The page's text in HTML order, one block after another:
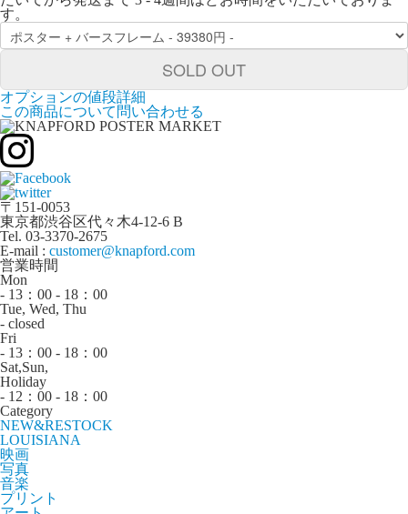
す。
SOLD OUT
オプションの値段詳細
この商品について問い合わせる
〒151-0053
東京都渋谷区代々木4-12-6 B
Tel. 03-3370-2675
E-mail : customer@knapford.com
営業時間
Mon
- 13：00 - 18：00
Tue, Wed, Thu
- closed
Fri
- 13：00 - 18：00
Sat,Sun,
Holiday
- 12：00 - 18：00
Category
NEW&RESTOCK
LOUISIANA
映画
写真
音楽
プリント